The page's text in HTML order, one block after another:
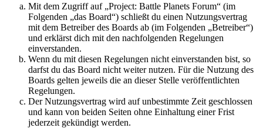
Mit dem Zugriff auf „Project: Battle Planets Forum“ (im
Folgenden „das Board“) schließt du einen Nutzungsvertrag
mit dem Betreiber des Boards ab (im Folgenden „Betreiber“)
und erklärst dich mit den nachfolgenden Regelungen
einverstanden.
Wenn du mit diesen Regelungen nicht einverstanden bist, so
darfst du das Board nicht weiter nutzen. Für die Nutzung des
Boards gelten jeweils die an dieser Stelle veröffentlichten
Regelungen.
Der Nutzungsvertrag wird auf unbestimmte Zeit geschlossen
und kann von beiden Seiten ohne Einhaltung einer Frist
jederzeit gekündigt werden.